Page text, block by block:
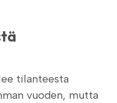
tilanteesta
vuoden, mutta